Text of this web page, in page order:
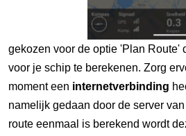
gekozen voor de optie 'Plan Route'
voor je schip te berekenen. Zorg
moment een internetverbinding
namelijk gedaan door de server
route eenmaal is berekend wordt